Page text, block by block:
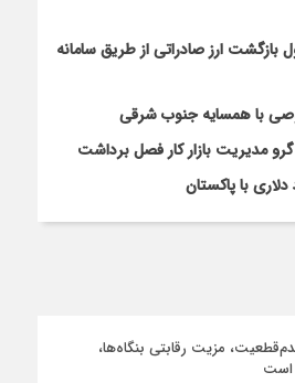
ارز صادراتی از طریق سامانه
با همسایه جنوب شرقی
گرو مدیریت بازار کار فصل برداشت
مزیت رقابتی بنگاه‌ها،
است